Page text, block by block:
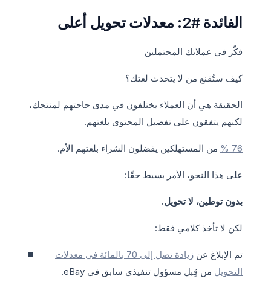
الفائدة #2: معدلات تحويل أعلى
فكّر في عملائك المحتملين
كيف ستُقنع من لا يتحدث لغتك؟
الحقيقة هي أن العملاء يختلفون في مدى حاجتهم لمنتجك،
لكنهم يتفقون على تفضيل المحتوى بلغتهم.
76 % من المستهلكين يفضلون الشراء بلغتهم الأم.
على هذا النحو، الأمر بسيط حقًا:
بدون توطين، لا تحويل.
لكن لا تأخذ كلامي فقط:
تم الإبلاغ عن
زيادة تصل إلى 70 بالمائة في معدلات
التحويل من قِبل مسؤول تنفيذي سابق في eBay.